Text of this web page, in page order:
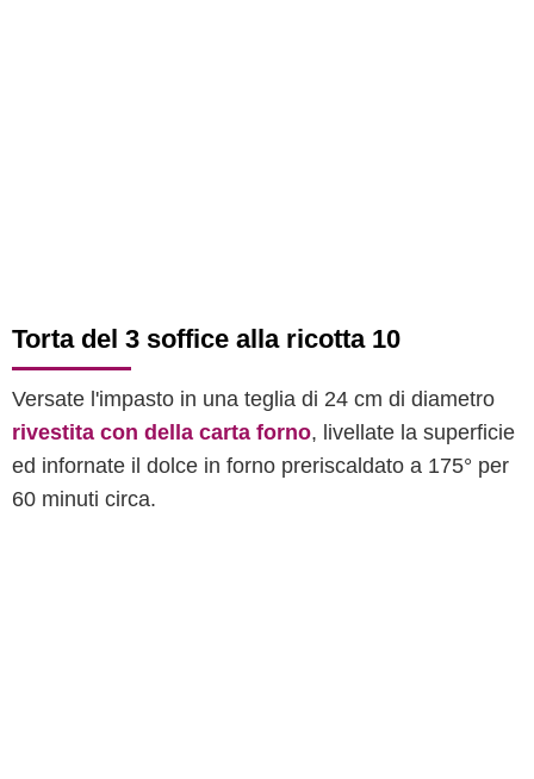
Torta del 3 soffice alla ricotta 10
Versate l'impasto in una teglia di 24 cm di diametro
rivestita con della carta forno, livellate la superficie
ed infornate il dolce in forno preriscaldato a 175° per
60 minuti circa.